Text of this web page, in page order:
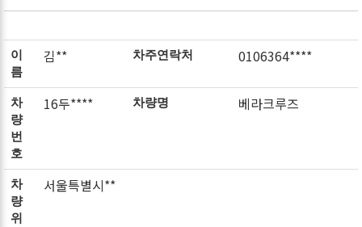
이
름
김** 차주연락처 0106364****
차
량
번
호
16두**** 차량명 베라크루즈
차
량
위
서울특별시**